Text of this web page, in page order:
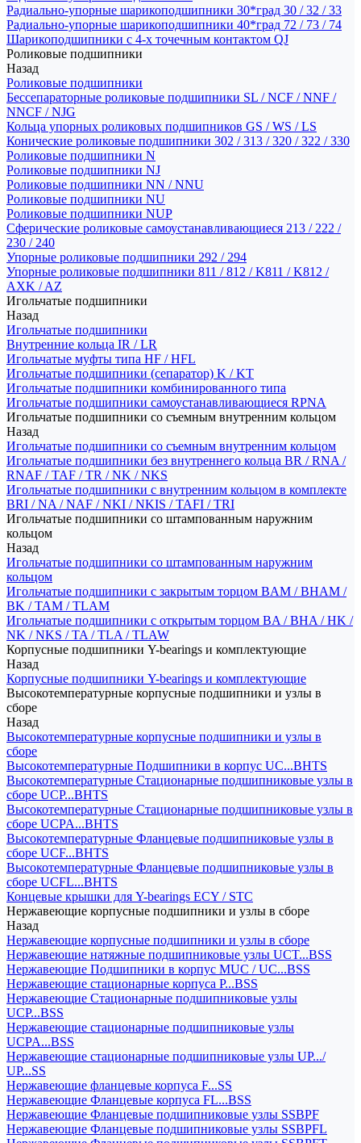
Радиально-упорные шарикоподшипники 30*град 30 / 32 / 33
Радиально-упорные шарикоподшипники 40*град 72 / 73 / 74
Шарикоподшипники с 4-х точечным контактом QJ
Роликовые подшипники
Назад
Роликовые подшипники
Бессепараторные роликовые подшипники SL / NCF / NNF /
NNCF / NJG
Кольца упорных роликовых подшипников GS / WS / LS
Конические роликовые подшипники 302 / 313 / 320 / 322 / 330
Роликовые подшипники N
Роликовые подшипники NJ
Роликовые подшипники NN / NNU
Роликовые подшипники NU
Роликовые подшипники NUP
Сферические роликовые самоустанавливающиеся 213 / 222 /
230 / 240
Упорные роликовые подшипники 292 / 294
Упорные роликовые подшипники 811 / 812 / K811 / K812 /
AXK / AZ
Игольчатые подшипники
Назад
Игольчатые подшипники
Внутренние кольца IR / LR
Игольчатые муфты типа HF / HFL
Игольчатые подшипники (сепаратор) K / KT
Игольчатые подшипники комбинированного типа
Игольчатые подшипники самоустанавливающиеся RPNA
Игольчатые подшипники со съемным внутренним кольцом
Назад
Игольчатые подшипники со съемным внутренним кольцом
Игольчатые подшипники без внутреннего кольца BR / RNA /
RNAF / TAF / TR / NK / NKS
Игольчатые подшипники с внутренним кольцом в комплекте
BRI / NA / NAF / NKI / NKIS / TAFI / TRI
Игольчатые подшипники со штампованным наружним
кольцом
Назад
Игольчатые подшипники со штампованным наружним
кольцом
Игольчатые подшипники с закрытым торцом BAM / BHAM /
BK / TAM / TLAM
Игольчатые подшипники с открытым торцом BA / BHA / HK /
NK / NKS / TA / TLA / TLAW
Корпусные подшипники Y-bearings и комплектующие
Назад
Корпусные подшипники Y-bearings и комплектующие
Высокотемпературные корпусные подшипники и узлы в
сборе
Назад
Высокотемпературные корпусные подшипники и узлы в
сборе
Высокотемпературные Подшипники в корпус UC...BHTS
Высокотемпературные Стационарные подшипниковые узлы в
сборе UCP...BHTS
Высокотемпературные Стационарные подшипниковые узлы в
сборе UCPA...BHTS
Высокотемпературные Фланцевые подшипниковые узлы в
сборе UCF...BHTS
Высокотемпературные Фланцевые подшипниковые узлы в
сборе UCFL...BHTS
Концевые крышки для Y-bearings ECY / STC
Нержавеющие корпусные подшипники и узлы в сборе
Назад
Нержавеющие корпусные подшипники и узлы в сборе
Нержавеющие натяжные подшипниковые узлы UCT...BSS
Нержавеющие Подшипники в корпус MUC / UC...BSS
Нержавеющие стационарные корпуса P...BSS
Нержавеющие Стационарные подшипниковые узлы
UCP...BSS
Нержавеющие стационарные подшипниковые узлы
UCPA...BSS
Нержавеющие стационарные подшипниковые узлы UP.../
UP...SS
Нержавеющие фланцевые корпуса F...SS
Нержавеющие Фланцевые корпуса FL...BSS
Нержавеющие Фланцевые подшипниковые узлы SSBPF
Нержавеющие Фланцевые подшипниковые узлы SSBPFL